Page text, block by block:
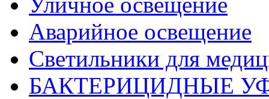
Аварийное освещение
Светильники для
БАКТЕРИЦИДНЫЕ